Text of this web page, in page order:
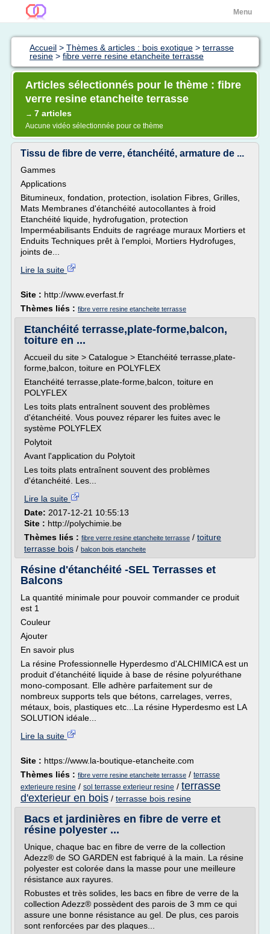
Menu
Accueil > Thèmes & articles : bois exotique > terrasse
resine > fibre verre resine etancheite terrasse
Articles sélectionnés pour le thème : fibre
verre resine etancheite terrasse
→ 7 articles
Aucune vidéo sélectionnée pour ce thème
Tissu de fibre de verre, étanchéité, armature de ...
Gammes
Applications
Bitumineux, fondation, protection, isolation Fibres, Grilles,
Mats Membranes d'étanchéité autocollantes à froid
Etanchéité liquide, hydrofugation, protection
Imperméabilisants Enduits de ragréage muraux Mortiers et
Enduits Techniques prêt à l'emploi, Mortiers Hydrofuges,
joints de...
Lire la suite
Site : http://www.everfast.fr
Thèmes liés : fibre verre resine etancheite terrasse
Etanchéité terrasse,plate-forme,balcon,
toiture en ...
Accueil du site > Catalogue > Etanchéité terrasse,plate-
forme,balcon, toiture en POLYFLEX
Etanchéité terrasse,plate-forme,balcon, toiture en
POLYFLEX
Les toits plats entraînent souvent des problèmes
d'étanchéité. Vous pouvez réparer les fuites avec le
système POLYFLEX
Polytoit
Avant l'application du Polytoit
Les toits plats entraînent souvent des problèmes
d'étanchéité. Les...
Lire la suite
Date: 2017-12-21 10:55:13
Site : http://polychimie.be
Thèmes liés : fibre verre resine etancheite terrasse / toiture
terrasse bois / balcon bois etancheite
Résine d'étanchéité -SEL Terrasses et
Balcons
La quantité minimale pour pouvoir commander ce produit
est 1
Couleur
Ajouter
En savoir plus
La résine Professionnelle Hyperdesmo d'ALCHIMICA est un
produit d'étanchéité liquide à base de résine polyuréthane
mono-composant. Elle adhère parfaitement sur de
nombreux supports tels que bétons, carrelages, verres,
métaux, bois, plastiques etc...La résine Hyperdesmo est LA
SOLUTION idéale...
Lire la suite
Site : https://www.la-boutique-etancheite.com
Thèmes liés : fibre verre resine etancheite terrasse / terrasse
exterieure resine / sol terrasse exterieur resine / terrasse
d'exterieur en bois / terrasse bois resine
Bacs et jardinières en fibre de verre et
résine polyester ...
Unique, chaque bac en fibre de verre de la collection
Adezz® de SO GARDEN est fabriqué à la main. La résine
polyester est colorée dans la masse pour une meilleure
résistance aux rayures.
Robustes et très solides, les bacs en fibre de verre de la
collection Adezz® possèdent des parois de 3 mm ce qui
assure une bonne résistance au gel. De plus, ces parois
sont renforcées par des plaques...